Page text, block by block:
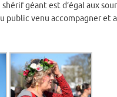
géant est d’égal aux
public venu accompagner et